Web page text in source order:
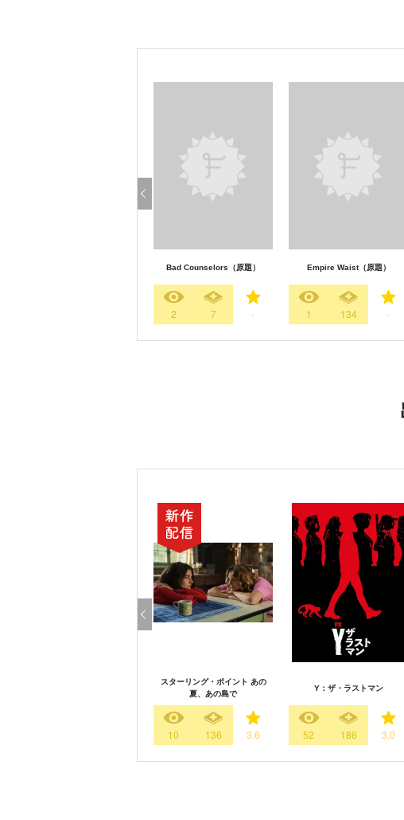
Bad Counselors（原題）
2 7 -
Empire Waist（原題）
1 134 -
スターリング・ポイント あの
夏、あの島で
10 136 3.6
Y：ザ・ラストマン
52 186 3.0